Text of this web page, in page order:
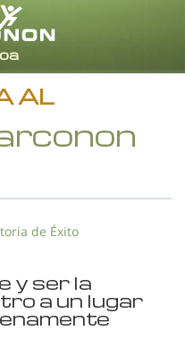
las Regiones/Idiomas
AL
de Éxito
y ser la
a un lugar